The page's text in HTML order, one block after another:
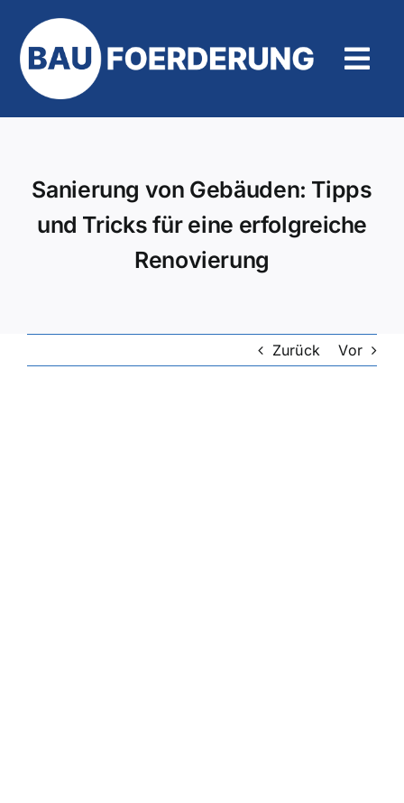
Inhalt
springen
Sanierung von Gebäuden: Tipps
und Tricks für eine erfolgreiche
Renovierung
Zurück Vor